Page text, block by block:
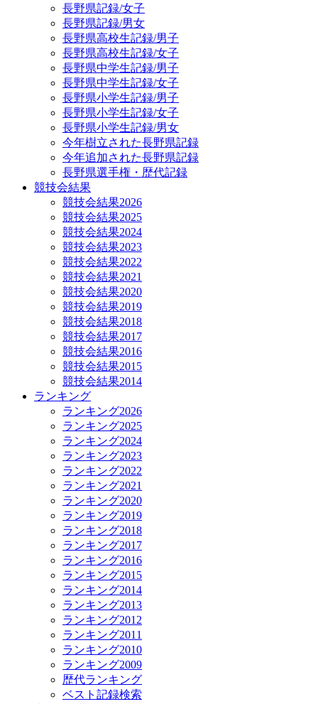
長野県記録/女子
長野県記録/男女
長野県高校生記録/男子
長野県高校生記録/女子
長野県中学生記録/男子
長野県中学生記録/女子
長野県小学生記録/男子
長野県小学生記録/女子
長野県小学生記録/男女
今年樹立された長野県記録
今年追加された長野県記録
長野県選手権・歴代記録
競技会結果
競技会結果2026
競技会結果2025
競技会結果2024
競技会結果2023
競技会結果2022
競技会結果2021
競技会結果2020
競技会結果2019
競技会結果2018
競技会結果2017
競技会結果2016
競技会結果2015
競技会結果2014
ランキング
ランキング2026
ランキング2025
ランキング2024
ランキング2023
ランキング2022
ランキング2021
ランキング2020
ランキング2019
ランキング2018
ランキング2017
ランキング2016
ランキング2015
ランキング2014
ランキング2013
ランキング2012
ランキング2011
ランキング2010
ランキング2009
歴代ランキング
ベスト記録検索